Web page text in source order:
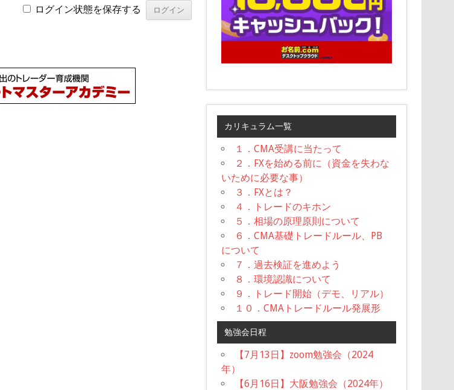
ログイン状態を保存する
カリキュラム一覧
１．CMA受講に当たって
２．FXを始める前に（資金を失わな
いために必要な事）
３．FXとは？
４．トレードのキホン
５．相場の原理原則について
６．CMA基礎トレードルール、PB
について
７．過去検証を進めよう
８．環境認識について
９．トレード開始（デモ、リアル）
１０．CMAトレードルール発展形
勉強会日程
【7月13日】zoom勉強会（2024
年）
【6月16日】大阪勉強会（2024年）